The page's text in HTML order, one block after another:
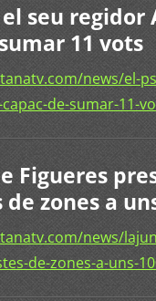
el seu
11 vots
news/el-
de-sumar-11-
Figueres
zones a
news/
de-zones-a-uns-